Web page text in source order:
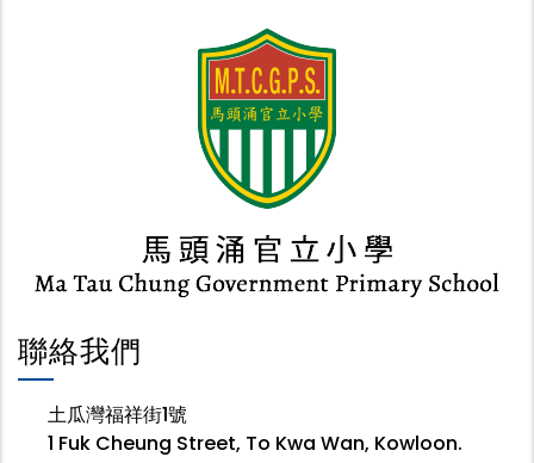
聯絡我們
土瓜灣福祥街1號
1 Fuk Cheung Street, To Kwa Wan, Kowloon.